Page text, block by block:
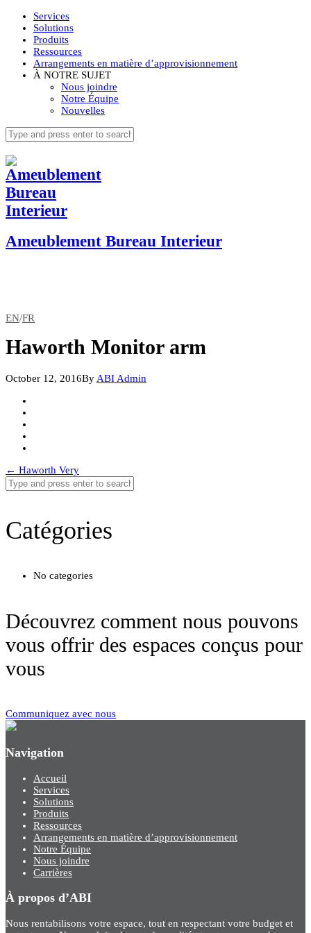
Services
Solutions
Produits
Ressources
Arrangements en matière d’approvisionnement
À NOTRE SUJET
Nous joindre
Notre Équipe
Nouvelles
Ameublement Bureau Interieur
EN/FR
Haworth Monitor arm
October 12, 2016By ABI Admin
Post
navigation
← Haworth Very
Catégories
No categories
Découvrez comment nous pouvons
vous offrir des espaces conçus pour
vous
Communiquez avec nous
Navigation
Accueil
Services
Solutions
Produits
Ressources
Arrangements en matière d’approvisionnement
Notre Équipe
Nous joindre
Carrières
À propos d’ABI
Nous rentabilisons votre espace, tout en respectant votre budget et